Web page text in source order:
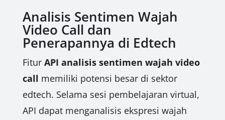
Analisis Sentimen Wajah
Video Call dan
Penerapannya di Edtech
Fitur API analisis sentimen wajah video
call memiliki potensi besar di sektor
edtech. Selama sesi pembelajaran virtual,
API dapat menganalisis ekspresi wajah